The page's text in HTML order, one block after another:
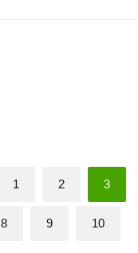
1 2 3
8 9 10